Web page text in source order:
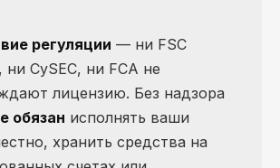
регуляции — ни FSC
ни CySEC, ни FCA не
лицензию. Без надзора
обязан исполнять ваши
хранить средства на